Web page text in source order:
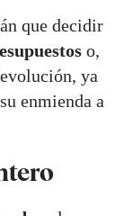
que decidir
o,
ya
enmienda a